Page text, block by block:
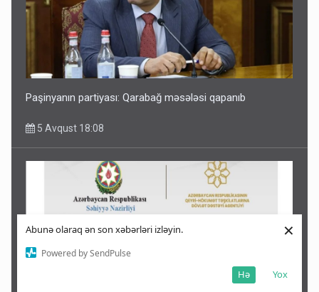
Abunə olaraq ən son xəbərləri izləyin.
Powered by SendPulse
Yox
Hə
×
Paşinyanın partiyası: Qarabağ məsələsi qapanıb
5 Avqust 18:08